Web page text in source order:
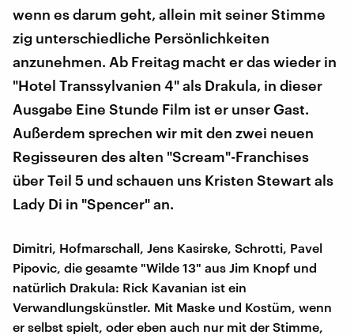
wenn es darum geht, allein mit seiner Stimme
zig unterschiedliche Persönlichkeiten
anzunehmen. Ab Freitag macht er das wieder in
"Hotel Transsylvanien 4" als Drakula, in dieser
Ausgabe Eine Stunde Film ist er unser Gast.
Außerdem sprechen wir mit den zwei neuen
Regisseuren des alten "Scream"-Franchises
über Teil 5 und schauen uns Kristen Stewart als
Lady Di in "Spencer" an.
Dimitri, Hofmarschall, Jens Kasirske, Schrotti, Pavel
Pipovic, die gesamte "Wilde 13" aus Jim Knopf und
natürlich Drakula: Rick Kavanian ist ein
Verwandlungskünstler. Mit Maske und Kostüm, wenn
er selbst spielt, oder eben auch nur mit der Stimme,